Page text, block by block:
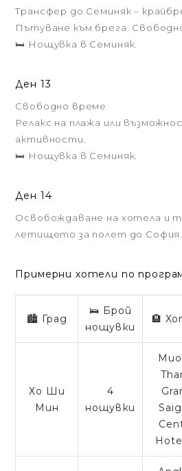
Трансфер до Семиняк –
Пътуване към брега.
🛏️ Нощувка в Семиняк.
Ден 13
Свободно време
Релакс на плажа или
активности.
🛏️ Нощувка в Семиняк.
Ден 14
Освобождаване на хотела и
летището за полет до София.
Примерни хотели по
🏙️ Град
🛌 Брой
нощувки
🏨
Хо Ши
Мин
4
нощувки